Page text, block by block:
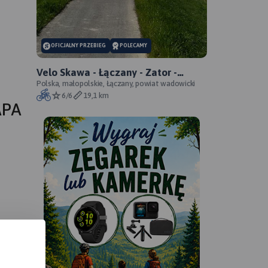
OFICJALNY PRZEBIEG POLECAMY
Velo Skawa - Łączany - Zator -
oficjalny przebieg szlaku
Polska, małopolskie, Łączany, powiat wadowicki
6/6
19,1 km